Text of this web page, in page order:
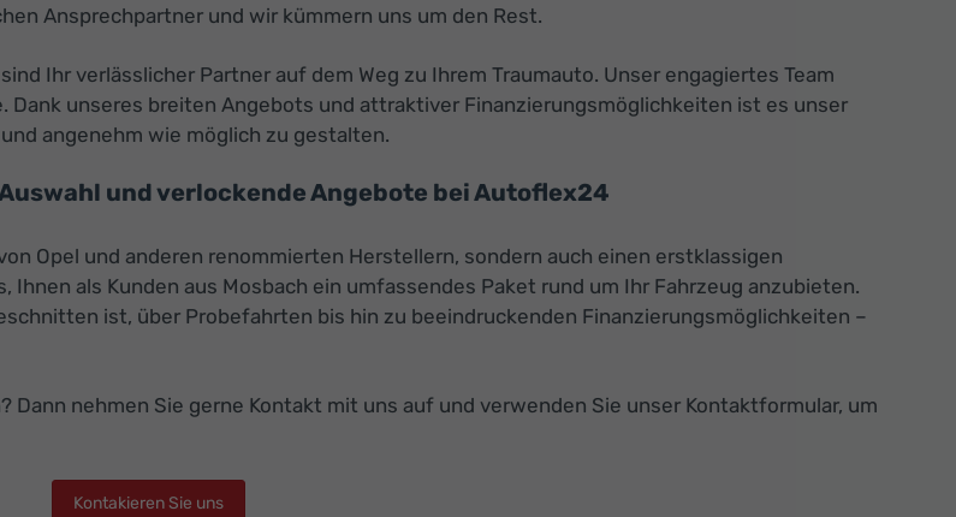
Ansprechpartner und wir kümmern uns um den Rest.
Ihr verlässlicher Partner auf dem Weg zu Ihrem Traumauto. Unser engagiertes Team
unseres breiten Angebots und attraktiver Finanzierungsmöglichkeiten ist es unser
angenehm wie möglich zu gestalten.
und verlockende Angebote bei Autoflex24
Opel und anderen renommierten Herstellern, sondern auch einen erstklassigen
als Kunden aus Mosbach ein umfassendes Paket rund um Ihr Fahrzeug anzubieten.
ist, über Probefahrten bis hin zu beeindruckenden Finanzierungsmöglichkeiten –
nehmen Sie gerne Kontakt mit uns auf und verwenden Sie unser Kontaktformular, um
Kontakieren Sie uns